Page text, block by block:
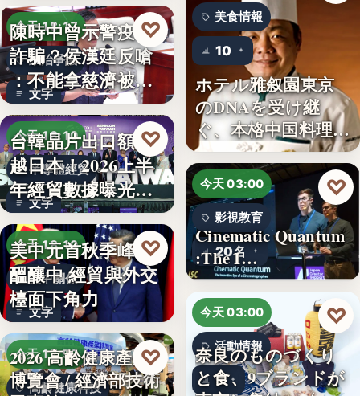
今天 18:17
政治爭議
文字
陳時中曾示警疫苗
詐騙？侯漢廷反嗆
：不能拿慈濟被詐
來洗白「…
♡
今天 18:10
半導體經貿
文字
台韓晶片出口額超
越日本！2026上半
年經貿數據曝光：
台積…
♡
今天 18:10
美中關係
文字
美中元首秋季峰會
醞釀中 經貿與外交
檯面下角力
♡
今天 17:59
高齡健康科技
2026 高齡健康產業
博覽會 / 經濟部技術
♡
美食情報
10
ホテル雅叙園東京
のDNAを受け継
ぐ、本格中国料理店
「万福…
今天 03:00
影視教育
20名
Cinematic Quantum
:The I…
♡
今天 03:00
活動情報
9
奈良のものづくり
と食、9ブランドが
♡